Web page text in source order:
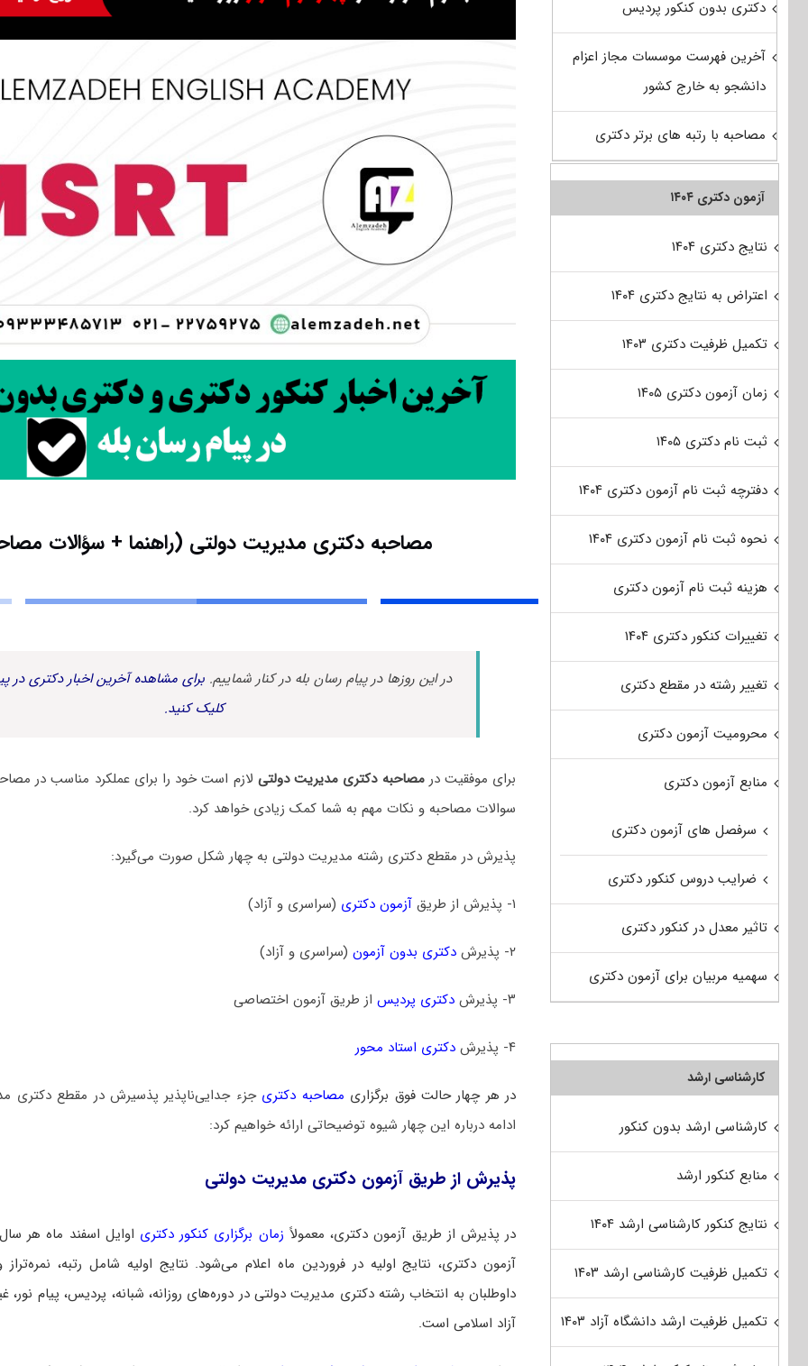
مصاحبه دکتری مدیریت دولتی (راهنما + سؤالات
در این روزها در پیام رسان بله در کنار شماییم. برای مشاهده آخرین اخبار دکتری در
کلیک کنید.
برای موفقیت درمصاحبه دکتری مدیریت دولتی لازم است خود را برای عملکرد مناسب در
سوالات مصاحبه و نکات مهم به شما کمک زیادی خواهد کرد.
پذیرش در مقطع دکتری رشته مدیریت دولتی به چهار شکل صورت می‌گیرد:
۱- پذیرش از طریق آزمون دکتری (سراسری و آزاد)
۲- پذیرش دکتری بدون آزمون(سراسری و آزاد)
۳- پذیرش دکتری پردیساز طریق آزمون اختصاصی
۴- پذیرش دکتری استاد محور
در هر چهار حالت فوق برگزاری مصاحبه دکتری جزء جدایی‌ناپذیر پذسیرش در مقطع دکتری
ادامه درباره این چهار شیوه توضیحاتی ارائه خواهیم کرد:
پذیرش از طریق آزمون دکتری مدیریت دولتی
در پذیرش از طریق آزمون دکتری، معمولاً زمان برگزاری کنکور دکتری اوایل اسفند ماه هر
آزمون دکتری، نتایج اولیه در فروردین ماه اعلام می‌شود. نتایج اولیه شامل رتبه،
داوطلبان به انتخاب رشته دکتری مدیریت دولتی در دوره‌های روزانه، شبانه، پردیس، پیام نور،
آزاد اسلامی است.
دکتری بدون کنکور پردیس
آخرین فهرست موسسات مجاز اعزام
دانشجو به خارج کشور
مصاحبه با رتبه های برتر دکتری
آزمون دکتری ۱۴۰۴
نتایج دکتری ۱۴۰۴
اعتراض به نتایج دکتری ۱۴۰۴
تکمیل ظرفیت دکتری ۱۴۰۳
زمان آزمون دکتری ۱۴۰۵
ثبت نام دکتری ۱۴۰۵
دفترچه ثبت نام آزمون دکتری ۱۴۰۴
نحوه ثبت نام آزمون دکتری ۱۴۰۴
هزینه ثبت نام آزمون دکتری
تغییرات کنکور دکتری ۱۴۰۴
تغییر رشته در مقطع دکتری
محرومیت آزمون دکتری
منابع آزمون دکتری
سرفصل های آزمون دکتری
ضرایب دروس کنکور دکتری
تاثیر معدل در کنکور دکتری
سهمیه مربیان برای آزمون دکتری
کارشناسی ارشد
کارشناسی ارشد بدون کنکور
منابع کنکور ارشد
نتایج کنکور کارشناسی ارشد ۱۴۰۴
تکمیل ظرفیت کارشناسی ارشد ۱۴۰۳
تکمیل ظرفیت ارشد دانشگاه آزاد ۱۴۰۳